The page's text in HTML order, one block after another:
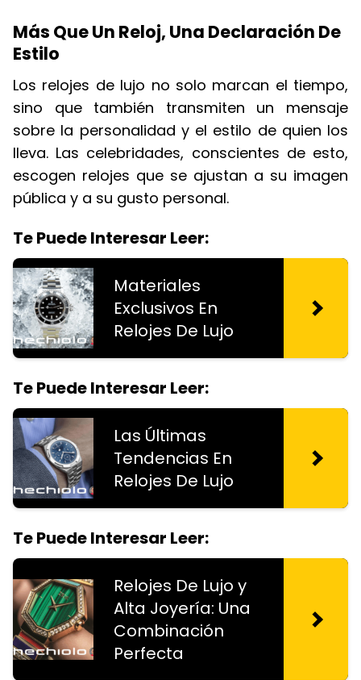
Más Que Un Reloj, Una Declaración De
Estilo
Los relojes de lujo no solo marcan el tiempo,
sino que también transmiten un mensaje
sobre la personalidad y el estilo de quien los
lleva. Las celebridades, conscientes de esto,
escogen relojes que se ajustan a su imagen
pública y a su gusto personal.
Te Puede Interesar Leer:
Materiales
Exclusivos En
Relojes De Lujo
Te Puede Interesar Leer:
Las Últimas
Tendencias En
Relojes De Lujo
Te Puede Interesar Leer:
Relojes De Lujo y
Alta Joyería: Una
Combinación
Perfecta